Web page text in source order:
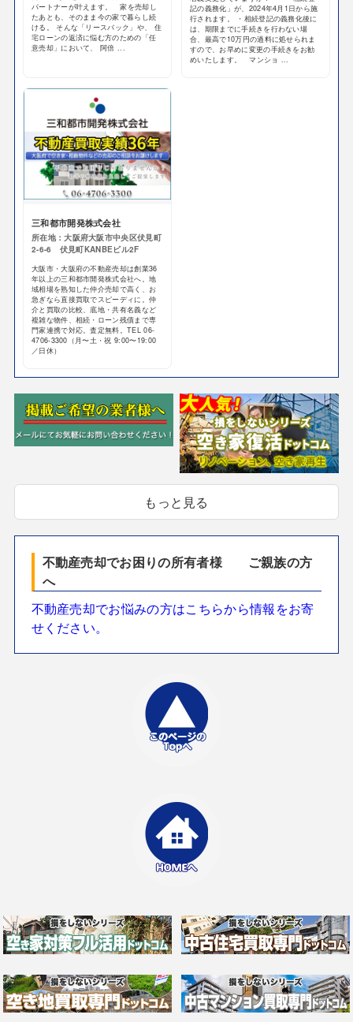
パートナーが叶えます。 家を売却し
たあとも、そのまま今の家で暮らし続
ける。 そんな「リースバック」や、 住
宅ローンの返済に悩む方のための「任
意売却」において、 阿倍 ...
記の義務化」が、2024年4月1日から施
行されます。 ・相続登記の義務化後に
は、期限までに手続きを行わない場
合、最高で10万円の過料に処せられま
すので、お早めに変更の手続きをお勧
めいたします。 マンショ ...
三和都市開発株式会社
所在地：大阪府大阪市中央区伏見町
2-6-6 伏見町KANBEビル2F
大阪市・大阪府の不動産売却は創業36
年以上の三和都市開発株式会社へ。地
域相場を熟知した仲介売却で高く、お
急ぎなら直接買取でスピーディに。仲
介と買取の比較、底地・共有名義など
複雑な物件、相続・ローン残債まで専
門家連携で対応。査定無料。TEL 06-
4706-3300（月〜土・祝 9:00〜19:00
／日休）
もっと見る
不動産売却でお困りの所有者様 ご親族の方
へ
不動産売却でお悩みの方はこちらから情報をお寄
せください。